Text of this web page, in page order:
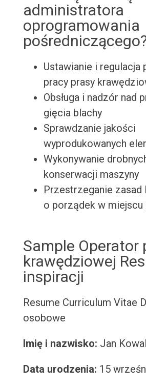
administratora
oprogramowania
Ustawianie i regulacja
pracy prasy
Obsługa i nadzór nad
gięcia blachy
Sprawdzanie jakości
wyprodukowanych
Wykonywanie
konserwacji maszyny
Przestrzeganie zasad
o porządek w miejscu
Sample Operator
krawędziowej
inspiracji
Resume Curriculum Vitae
osobowe
Imię i nazwisko: Jan
Data urodzenia: 15